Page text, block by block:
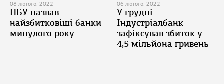
08 лютого, 2022
НБУ назвав
найзбитковіші банки
минулого року
06 лютого, 2022
У грудні
Індустріалбанк
зафіксував збиток у
4,5 мільйона гривень